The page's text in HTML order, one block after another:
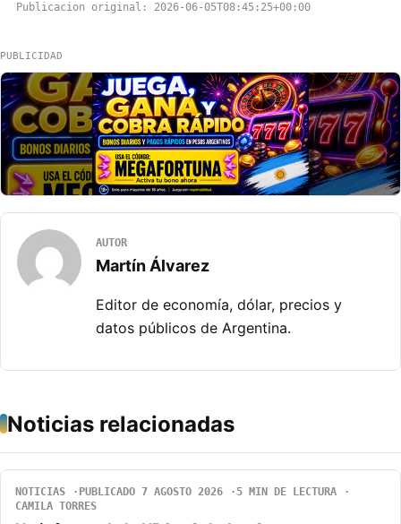
Publicacion original: 2026-06-05T08:45:25+00:00
PUBLICIDAD
AUTOR
Martín Álvarez
Editor de economía, dólar, precios y
datos públicos de Argentina.
Noticias relacionadas
NOTICIAS PUBLICADO 7 AGOSTO 2026
5 MIN DE LECTURA
CAMILA TORRES